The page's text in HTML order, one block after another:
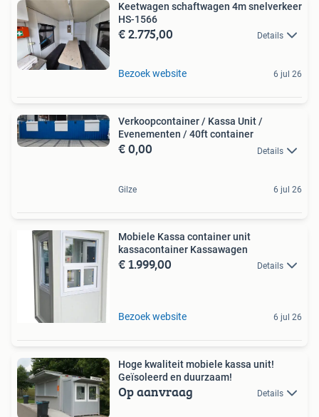
Keetwagen schaftwagen 4m snelverkeer
HS-1566
€ 2.775,00 Details
Bezoek website 6 jul 26
Verkoopcontainer / Kassa Unit /
Evenementen / 40ft container
€ 0,00 Details
Gilze 6 jul 26
Mobiele Kassa container unit
kassacontainer Kassawagen
€ 1.999,00 Details
Bezoek website 6 jul 26
Hoge kwaliteit mobiele kassa unit!
Geïsoleerd en duurzaam!
Op aanvraag Details